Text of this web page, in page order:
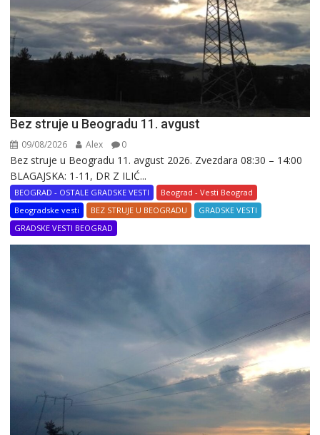
Bez struje u Beogradu 11. avgust
09/08/2026 Alex 0
Bez struje u Beogradu 11. avgust 2026. Zvezdara 08:30 – 14:00
BLAGAJSKA: 1-11, DR Z ILIĆ...
BEOGRAD - OSTALE GRADSKE VESTI
Beograd - Vesti Beograd
Beogradske vesti
BEZ STRUJE U BEOGRADU
GRADSKE VESTI
GRADSKE VESTI BEOGRAD